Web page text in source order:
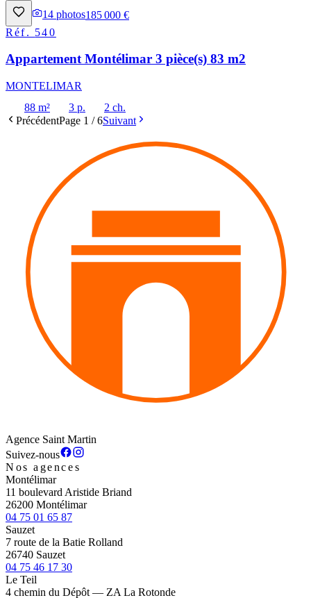
14 photos185 000 €
Réf. 540
Appartement Montélimar 3 pièce(s) 83 m2
MONTELIMAR
88 m²
3 p.
2 ch.
PrécédentPage 1 /6Suivant
Agence Saint Martin
Suivez-nous
Nos agences
Montélimar
11 boulevard Aristide Briand
26200 Montélimar
04 75 01 65 87
Sauzet
7 route de la Batie Rolland
26740 Sauzet
04 75 46 17 30
Le Teil
4 chemin du Dépôt — ZA La Rotonde